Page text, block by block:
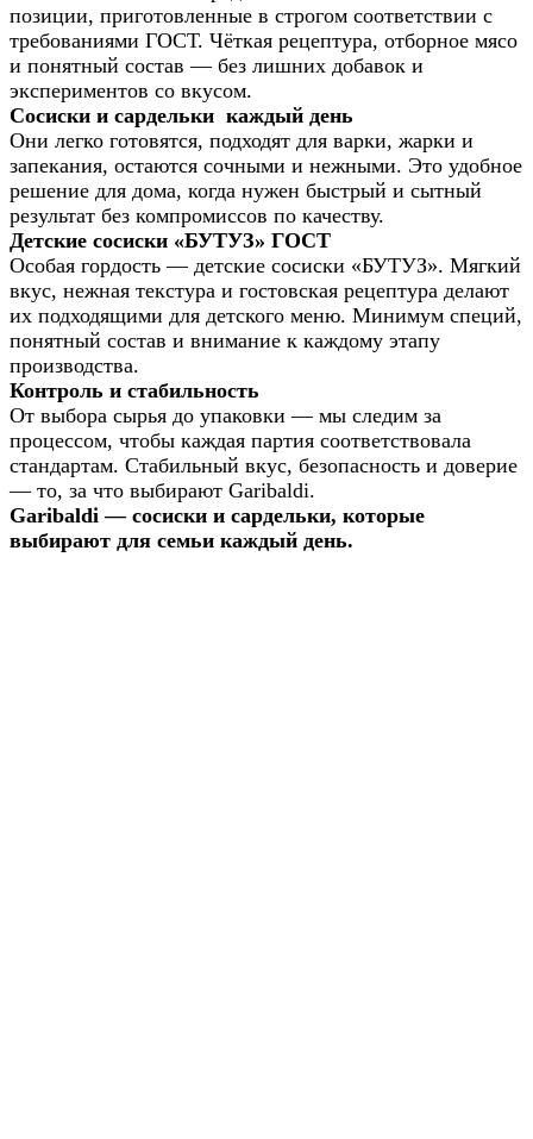
позиции, приготовленные в строгом соответствии с
требованиями ГОСТ. Чёткая рецептура, отборное мясо
и понятный состав — без лишних добавок и
экспериментов со вкусом.
Сосиски и сардельки каждый день
Они легко готовятся, подходят для варки, жарки и
запекания, остаются сочными и нежными. Это удобное
решение для дома, когда нужен быстрый и сытный
результат без компромиссов по качеству.
Детские сосиски «БУТУЗ» ГОСТ
Особая гордость — детские сосиски «БУТУЗ». Мягкий
вкус, нежная текстура и гостовская рецептура делают
их подходящими для детского меню. Минимум специй,
понятный состав и внимание к каждому этапу
производства.
Контроль и стабильность
От выбора сырья до упаковки — мы следим за
процессом, чтобы каждая партия соответствовала
стандартам. Стабильный вкус, безопасность и доверие
— то, за что выбирают Garibaldi.
Garibaldi — сосиски и сардельки, которые
выбирают для семьи каждый день.